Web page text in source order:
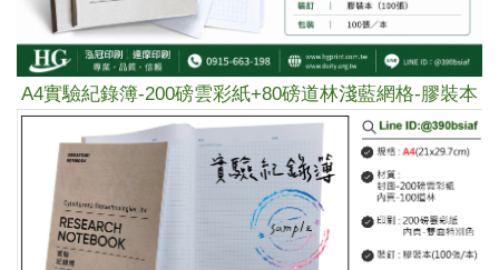
A4實驗紀錄簿-200磅雲彩紙+80磅道林淺藍網格-膠裝本